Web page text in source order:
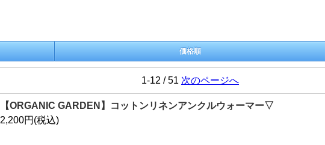
価格順
1-12 / 51 次のページへ
【ORGANIC GARDEN】コットンリネンアンクルウォーマー▽
2,200円(税込)